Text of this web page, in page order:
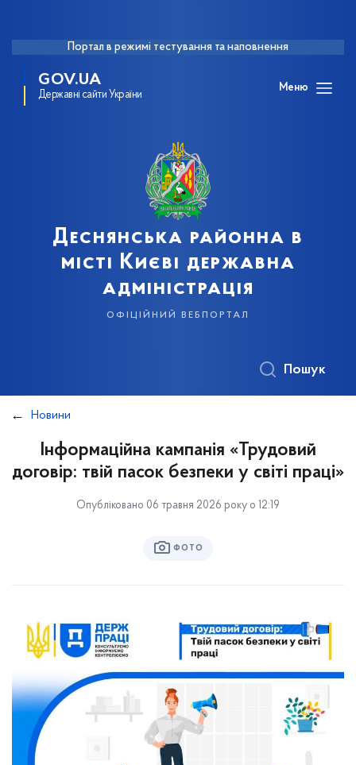
Портал в режимі тестування та наповнення
GOV.UA
Державні сайти України
Меню
Деснянська районна в
місті Києві державна
адміністрація
офіційний вебпортал
Пошук
Новини
Інформаційна кампанія «Трудовий
договір: твій пасок безпеки у світі праці»
Опубліковано 06 травня 2026 року о 12:19
ФОТО